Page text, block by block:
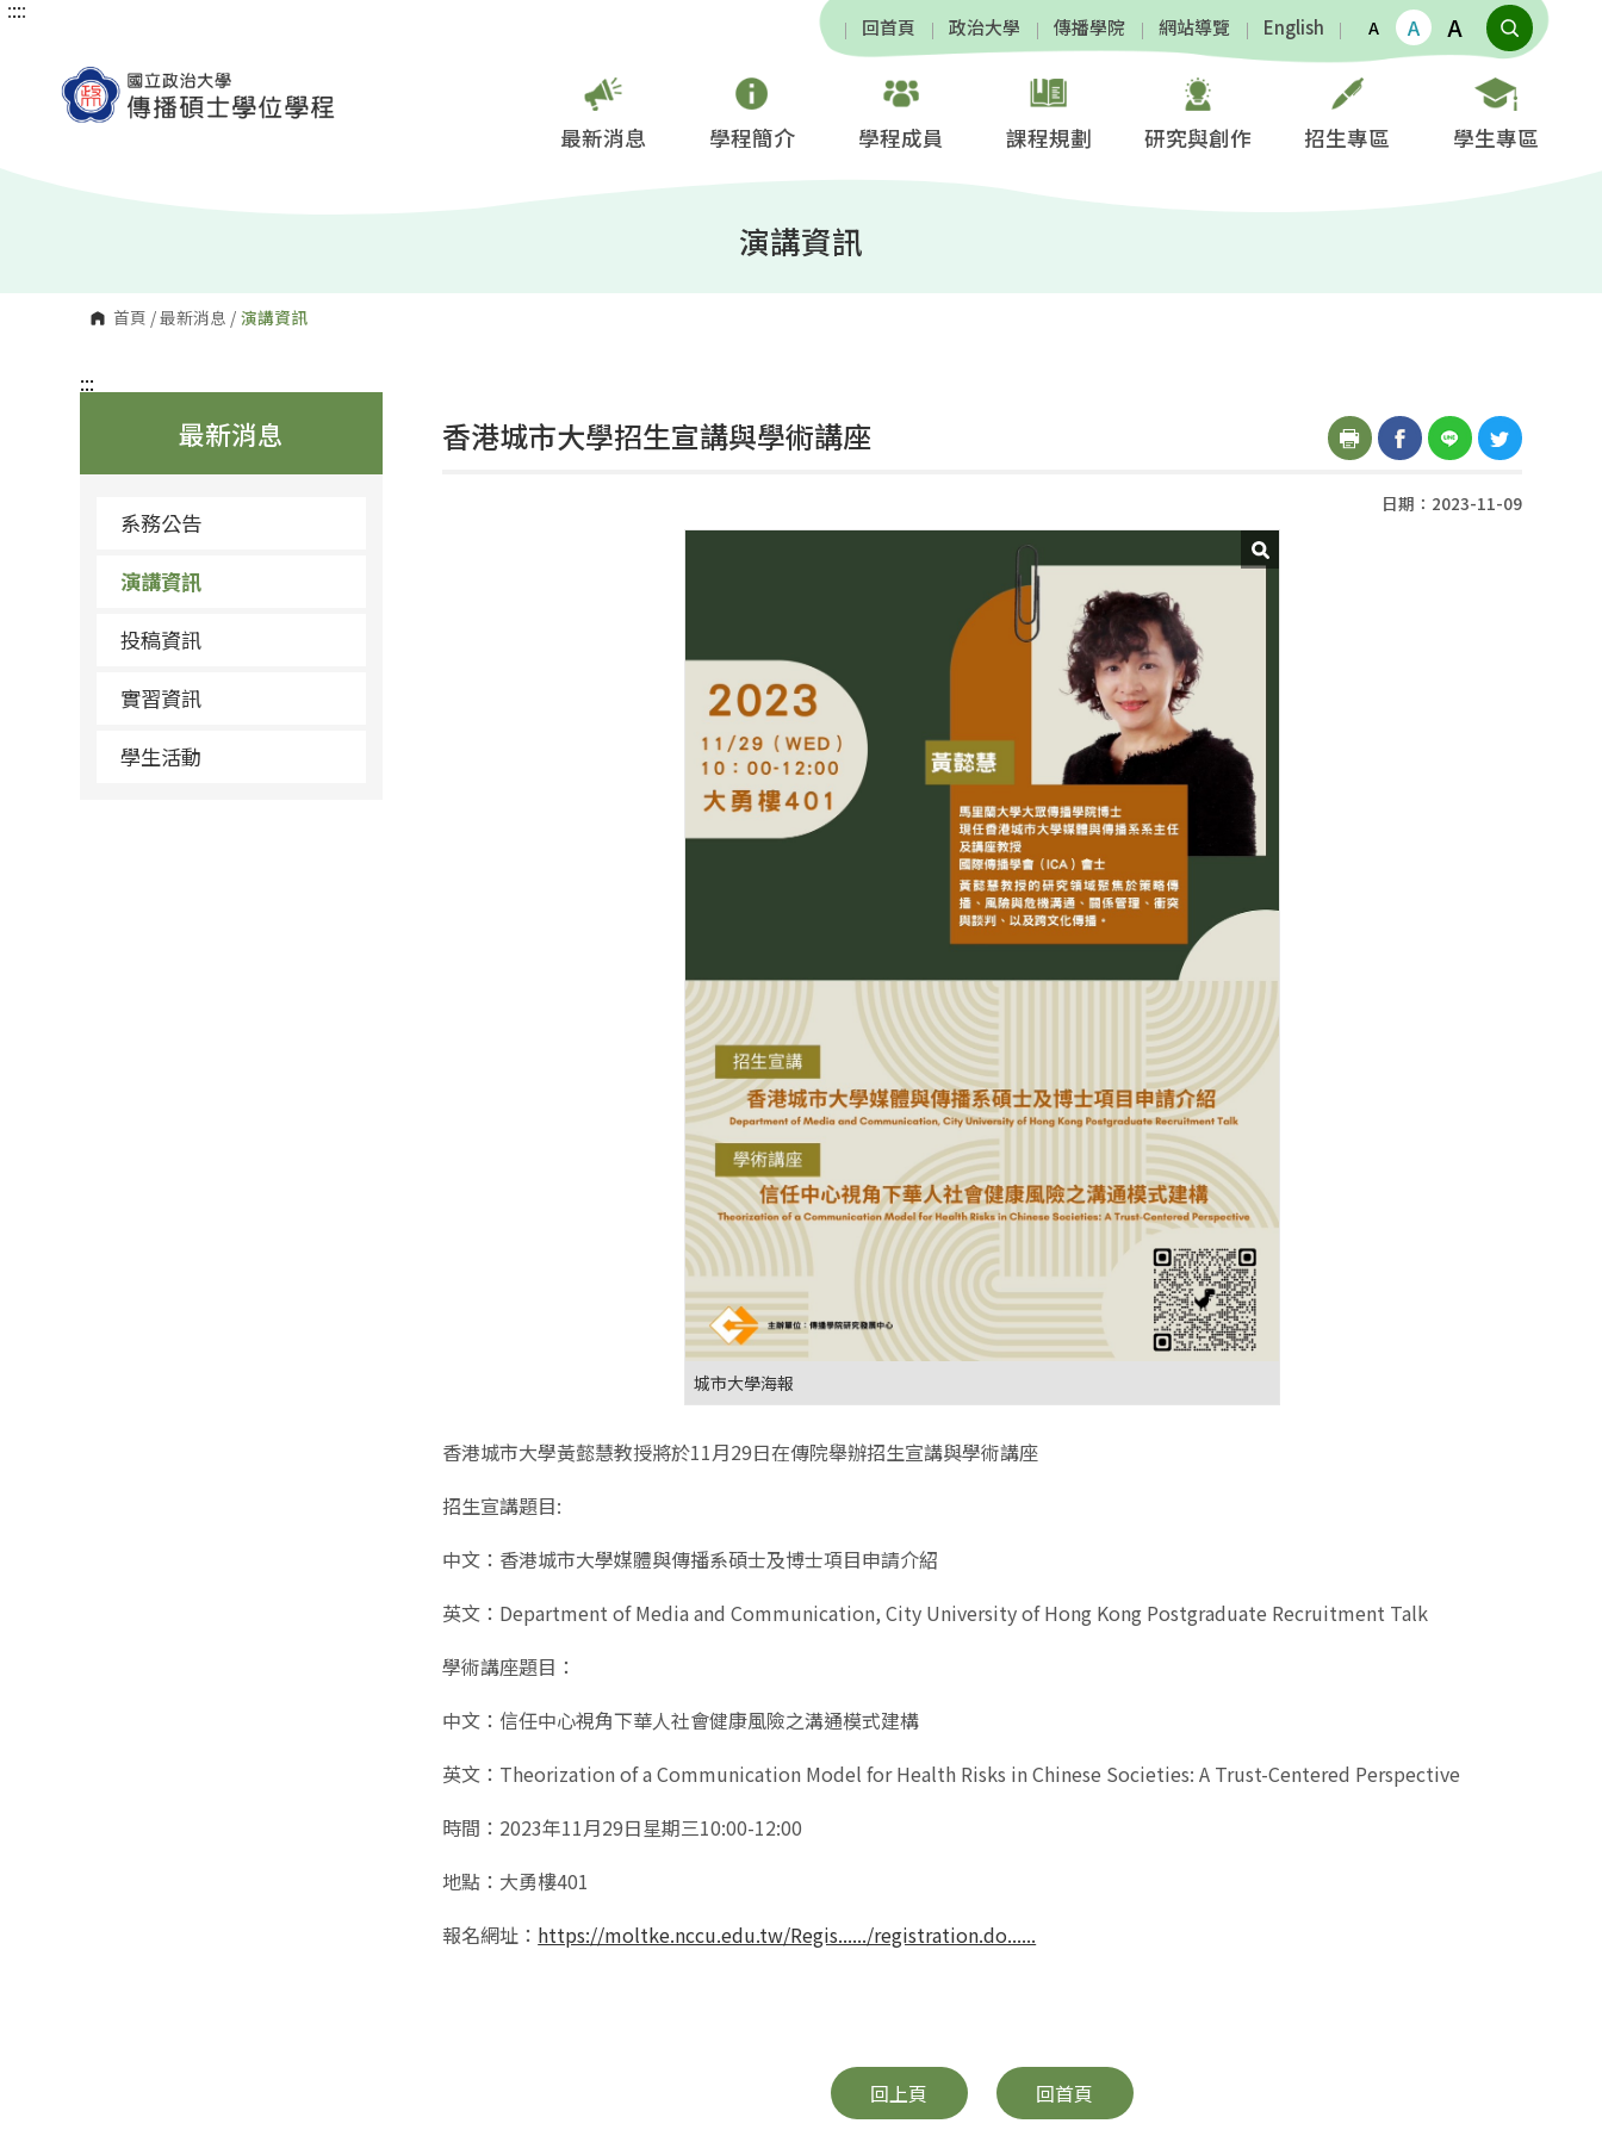
跳
:::
回首頁 政治大學 傳播學院 網站導覽 English A A A
最新消息 學程簡介 學程成員 課程規劃 研究與創作 招生專區 學生專區
演講資訊
首頁 /最新消息 / 演講資訊
:::
最新消息
系務公告
演講資訊
投稿資訊
實習資訊
學生活動
:::
香港城市大學招生宣講與學術講座
日期：2023-11-09
城市大學海報
香港城市大學黃懿慧教授將於11月29日在傳院舉辦招生宣講與學術講座
招生宣講題目:
中文：香港城市大學媒體與傳播系碩士及博士項目申請介紹
英文：Department of Media and Communication, City University of Hong Kong Postgraduate Recruitment Talk
學術講座題目：
中文：信任中心視角下華人社會健康風險之溝通模式建構
英文：Theorization of a Communication Model for Health Risks in Chinese Societies: A Trust-Centered Perspective
時間：2023年11月29日星期三10:00-12:00
地點：大勇樓401
報名網址： https://moltke.nccu.edu.tw/Regis....../registration.do......
回上頁 回首頁